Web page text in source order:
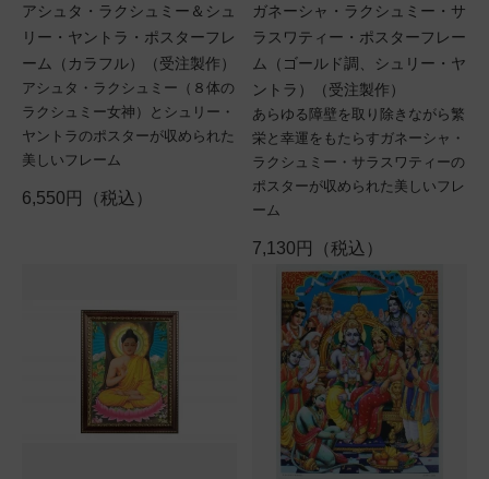
アシュタ・ラクシュミー＆シュ
リー・ヤントラ・ポスターフレ
ーム（カラフル）（受注製作）
アシュタ・ラクシュミー（８体の
ラクシュミー女神）とシュリー・
ヤントラのポスターが収められた
美しいフレーム
6,550円（税込）
ガネーシャ・ラクシュミー・サ
ラスワティー・ポスターフレー
ム（ゴールド調、シュリー・ヤ
ントラ）（受注製作）
あらゆる障壁を取り除きながら繁
栄と幸運をもたらすガネーシャ・
ラクシュミー・サラスワティーの
ポスターが収められた美しいフレ
ーム
7,130円（税込）